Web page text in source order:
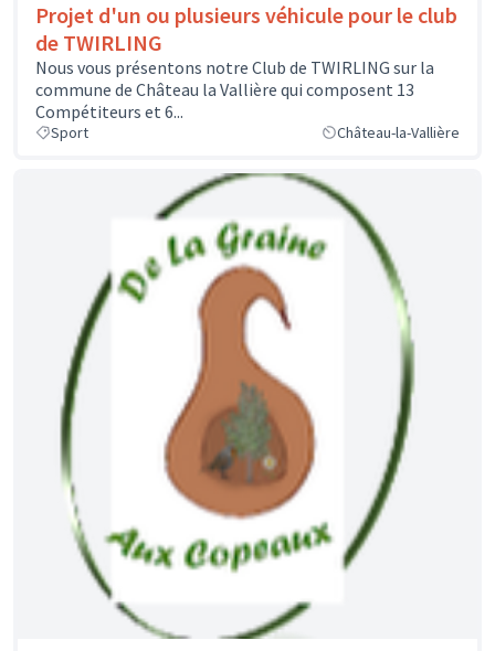
Projet d'un ou plusieurs véhicule pour le club
de TWIRLING
Nous vous présentons notre Club de TWIRLING sur la
commune de Château la Vallière qui composent 13
Compétiteurs et 6...
Sport Château-la-Vallière